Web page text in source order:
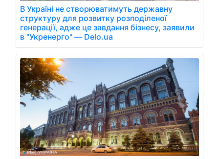
В Україні не створюватимуть державну
структуру для розвитку розподіленої
генерації, адже це завдання бізнесу, заявили
в "Укренерго" — Delo.ua